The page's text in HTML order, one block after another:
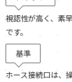
視認性が高く、素
です。
基準
ホース接続口は、